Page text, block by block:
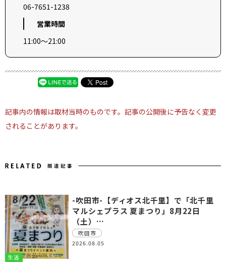
06-7651-1238
営業時間
11:00～21:00
記事内の情報は取材当時のものです。記事の公開後に予告なく変更
されることがあります。
生活
-吹田市-【ディオス北千里】で「北千里
マルシェプラス 夏まつり」8月22日
（土）…
吹田市
2026.08.05